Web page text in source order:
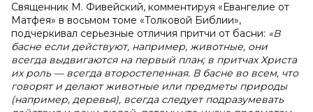
Священник М. Фивейский, комментируя «Евангелие от
Матфея» в восьмом томе «Толковой Библии»,
подчеркивал серьезные отличия притчи от басни: «В
басне если действуют, например, животные, они
всегда выдвигаются на первый план; в притчах Христа
их роль — всегда второстепенная. В басне во всем, что
говорят и делают животные или предметы природы
(например, деревья), всегда следует подразумевать